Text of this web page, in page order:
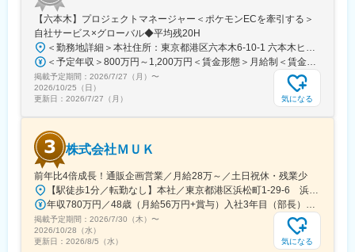
【六本木】プロジェクトマネージャー＜ポケモンECを牽引する＞
自社サービス×グローバル◆平均残20H
＜勤務地詳細＞本社住所：東京都港区六本木6-10-1 六本木ヒルズ森タワー47F受動喫煙対策：屋内全面禁煙変更の範囲：会社の定める事業所（リモートワーク含む）
＜予定年収＞800万円～1,200万円＜賃金形態＞月給制＜賃金内訳＞月額（基本給）：598,822円～837,000円固定残業手当/月：109,011円～163,480円（固定残業時間25時間0分/月）超過した時間外労働の残業手当は追加支給＜月給＞707,833円～1,000,480円（一律手当を含む）＜昇給有無＞有＜残業手当＞有賃金はあくまでも目安の金額であり、選考を通じて上下する可能性があります。月給(月額)は固定手当を含めた表記です。
掲載予定期間： 2026/7/27（月） 〜
2026/10/25（日）
更新日： 2026/7/27（月） 気になる
株式会社ＭＵＫ
前年比4倍成長！通販企画営業／月給28万～／土日祝休・残業少
【駅徒歩1分／転勤なし】本社／東京都港区浜松町1-29-6 浜松町セントラルビル2階＜アクセス＞・都営地下鉄都営浅草線「大門駅」より徒歩1分・JR山手線「浜松町駅」より徒歩2分※受動喫煙対策：屋内禁煙
年収780万円／48歳（月給56万円+賞与）入社3年目（部長） 年収525万円／28歳（月給37.5万円+賞与）入社3年目（課長）
掲載予定期間： 2026/7/30（木） 〜
2026/10/28（水）
更新日： 2026/8/5（水） 気になる